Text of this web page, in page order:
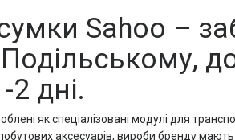
Sahoo –
2 дні.
як спеціалізовані модулі для
аксесуарів, вироби бренду